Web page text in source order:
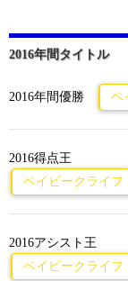
2016年間タイトル
2016年間優勝 ベ
2016得点王
ベイビークライフ
2016アシスト王
ベイビークライフ